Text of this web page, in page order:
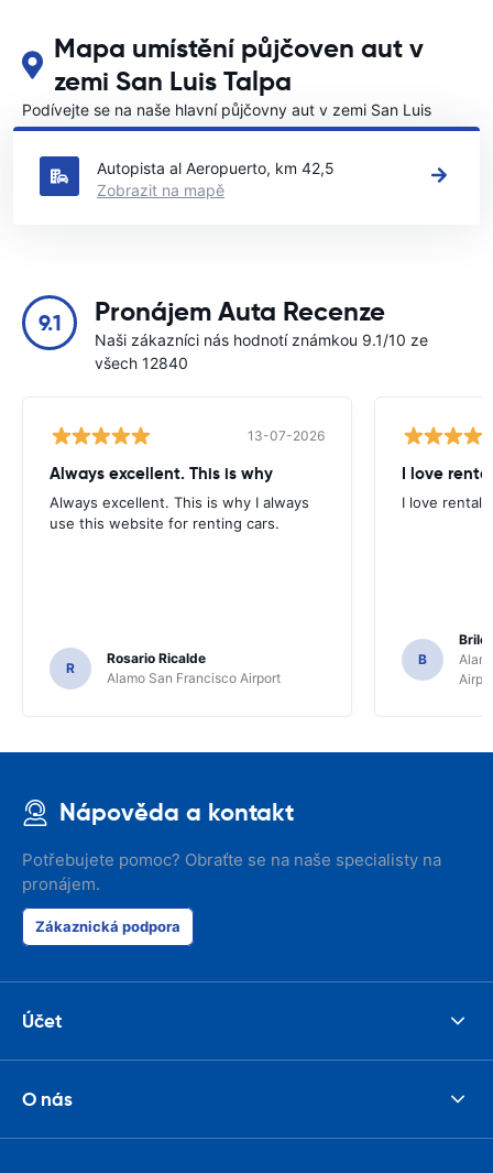
Mapa umístění půjčoven aut v
zemi San Luis Talpa
Podívejte se na naše hlavní půjčovny aut v zemi San Luis
Talpa
Autopista al Aeropuerto, km 42,5
Zobrazit na mapě
9.1 Pronájem Auta Recenze
Naši zákazníci nás hodnotí známkou 9.1/10 ze
všech 12840
13-07-2026
Always excellent. This is why
Always excellent. This is why I always
use this website for renting cars.
R
Rosario Ricalde
Alamo San Francisco Airport
I love
I love rental
B
Nápověda a kontakt
Potřebujete pomoc? Obraťte se na naše specialisty na
pronájem.
Zákaznická podpora
Účet
O nás